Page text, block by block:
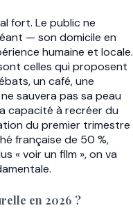
fort. Le public ne
— son domicile en
humaine et locale.
celles qui proposent
un café, une
sauvera pas sa peau
capacité à recréer du
du premier trimestre
française de 50 %,
« voir un film », on va
en 2026 ?